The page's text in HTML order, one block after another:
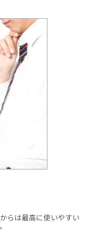
らは最高に使いやすい